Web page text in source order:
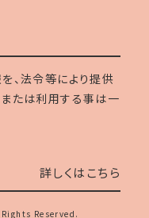
、法令等により提供
たは利用する事は一
詳しくはこちら
Reserved.